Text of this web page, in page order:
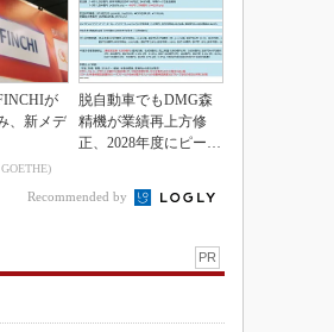
が
、新メデ
脱自動車でもDMG森
精機が業績再上方修
正、2028年度にピーク
Recommended by
PR